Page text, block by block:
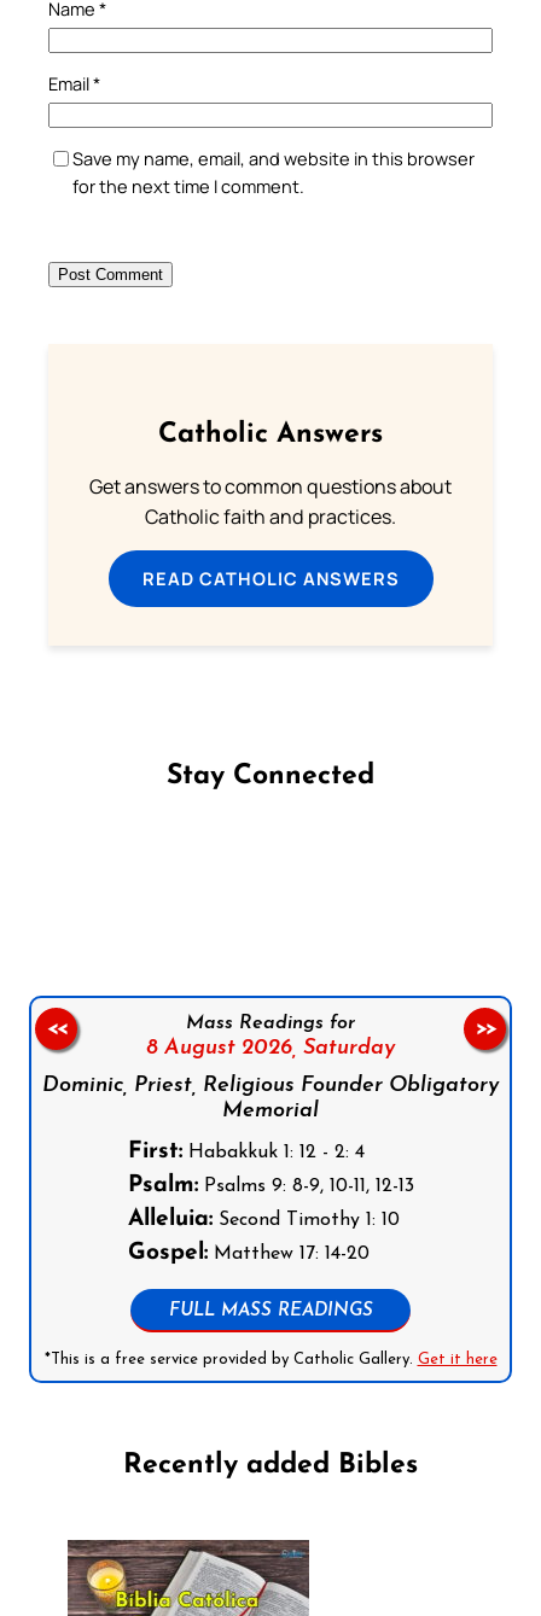
Name *
Email*
Save my name, email, and website in this browser
for the next time I comment.
Catholic Answers
Get answers to common questions about
Catholic faith and practices.
READ CATHOLIC ANSWERS
Stay Connected
Mass Readings for
8 August 2026, Saturday
Dominic, Priest, Religious Founder Obligatory
Memorial
First:Habakkuk 1: 12 - 2: 4
Psalm:Psalms 9: 8-9, 10-11, 12-13
Alleluia:Second Timothy 1: 10
Gospel:Matthew 17: 14-20
FULL MASS READINGS
*This is a free service provided by Catholic Gallery. Get it here
<< >>
Recently added Bibles